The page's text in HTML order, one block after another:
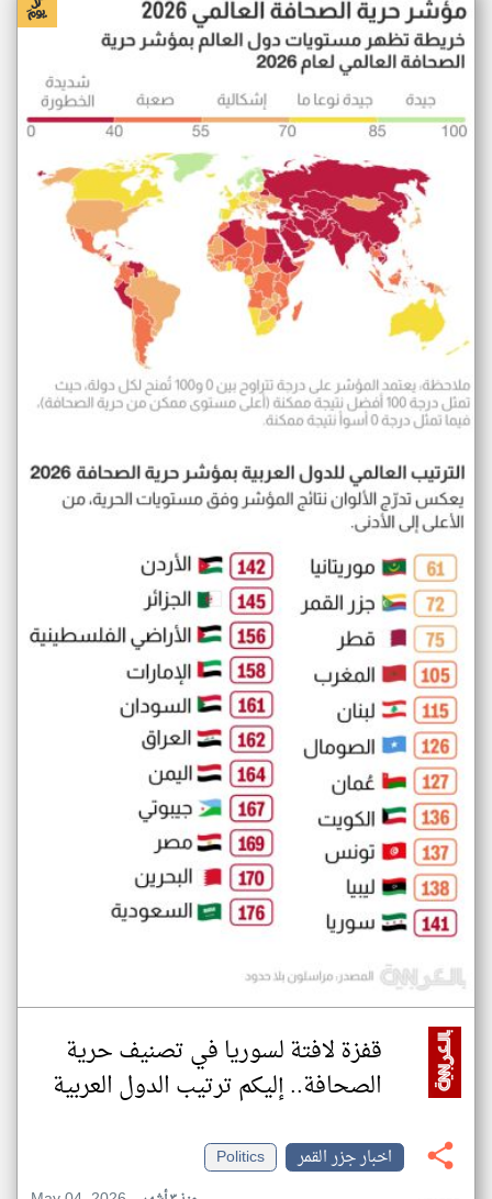
قفزة لافتة لسوريا في تصنيف حرية
الصحافة.. إليكم ترتيب الدول العربية
اخبار جزر القمر
Politics